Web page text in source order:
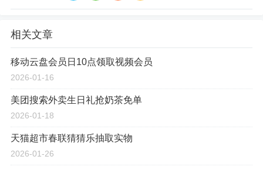
相关文章
移动云盘会员日10点领取视频会员
2026-01-16
美团搜索外卖生日礼抢奶茶免单
2026-01-18
天猫超市春联猜猜乐抽取实物
2026-01-26